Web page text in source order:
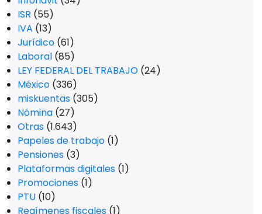
ISR (55)
IVA (13)
Jurídico (61)
Laboral (85)
LEY FEDERAL DEL TRABAJO (24)
México (336)
miskuentas (305)
Nómina (27)
Otras (1.643)
Papeles de trabajo (1)
Pensiones (3)
Plataformas digitales (1)
Promociones (1)
PTU (10)
Regímenes fiscales (1)